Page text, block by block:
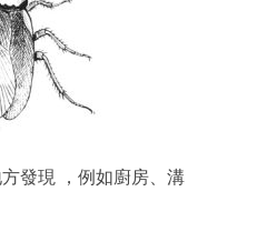
發現 ，例如廚房、溝